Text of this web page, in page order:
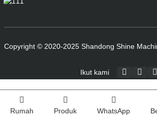
Copyright © 2020-2025 Shandong Shine
Ikut kami
Rumah Produk WhatsApp
Index